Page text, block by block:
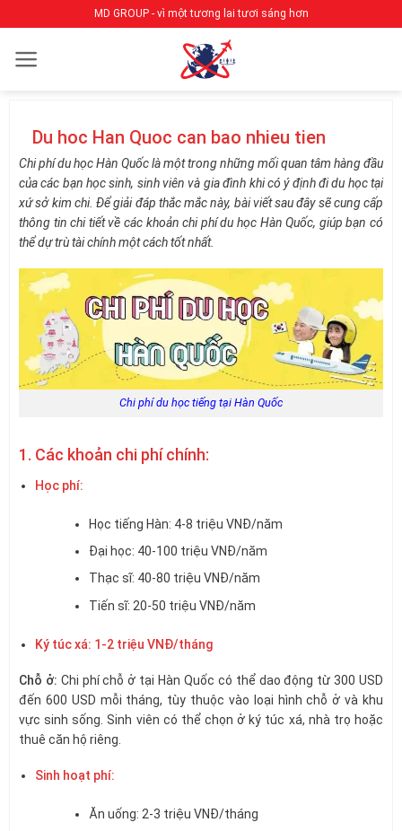
qua
nội
MD GROUP - vì một tương lai tươi sáng hơn
Du hoc Han Quoc can bao nhieu tien
Chi phí du học Hàn Quốc là một trong những mối quan tâm hàng đầu
của các bạn học sinh, sinh viên và gia đình khi có ý định đi du học tại
xứ sở kim chi. Để giải đáp thắc mắc này, bài viết sau đây sẽ cung cấp
thông tin chi tiết về các khoản chi phí du học Hàn Quốc, giúp bạn có
thể dự trù tài chính một cách tốt nhất.
Chi phí du học tiếng tại Hàn Quốc
1. Các khoản chi phí chính:
Học phí:
Học tiếng Hàn: 4-8 triệu VNĐ/năm
Đại học: 40-100 triệu VNĐ/năm
Thạc sĩ: 40-80 triệu VNĐ/năm
Tiến sĩ: 20-50 triệu VNĐ/năm
Ký túc xá: 1-2 triệu VNĐ/tháng
Chỗ ở: Chi phí chỗ ở tại Hàn Quốc có thể dao động từ 300 USD
đến 600 USD mỗi tháng, tùy thuộc vào loại hình chỗ ở và khu
vực sinh sống. Sinh viên có thể chọn ở ký túc xá, nhà trọ hoặc
thuê căn hộ riêng.
Sinh hoạt phí:
Ăn uống: 2-3 triệu VNĐ/tháng